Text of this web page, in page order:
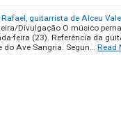
guitarrista de Alceu
Divulgação O músico
feira (23). Referência da
do Ave Sangria. Segun… Read